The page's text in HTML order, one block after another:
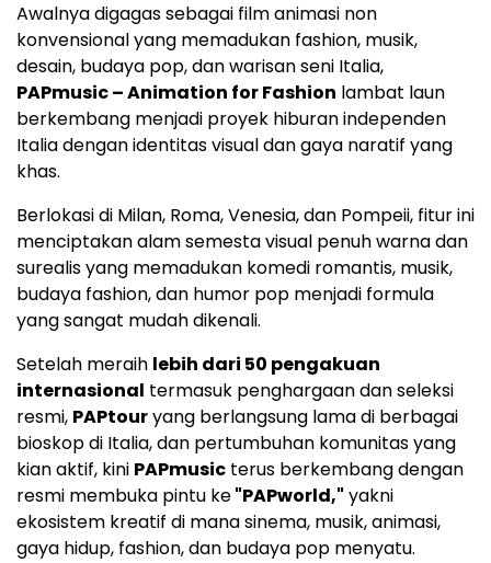
Awalnya digagas sebagai film animasi non
konvensional yang memadukan fashion, musik,
desain, budaya pop, dan warisan seni Italia,
PAPmusic – Animation for Fashion lambat laun
berkembang menjadi proyek hiburan independen
Italia dengan identitas visual dan gaya naratif yang
khas.
Berlokasi di Milan, Roma, Venesia, dan Pompeii, fitur ini
menciptakan alam semesta visual penuh warna dan
surealis yang memadukan komedi romantis, musik,
budaya fashion, dan humor pop menjadi formula
yang sangat mudah dikenali.
Setelah meraih lebih dari 50 pengakuan
internasional termasuk penghargaan dan seleksi
resmi, PAPtouryang berlangsung lama di berbagai
bioskop di Italia, dan pertumbuhan komunitas yang
kian aktif, kini PAPmusic terus berkembang dengan
resmi membuka pintu ke"PAPworld," yakni
ekosistem kreatif di mana sinema, musik, animasi,
gaya hidup, fashion, dan budaya pop menyatu.